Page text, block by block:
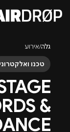
גלה/אירוע
טכנו ואלקטרוני
&
מה מחפשים?
🎪 פסטיבלים
טיפ: אפשר להקליד שם